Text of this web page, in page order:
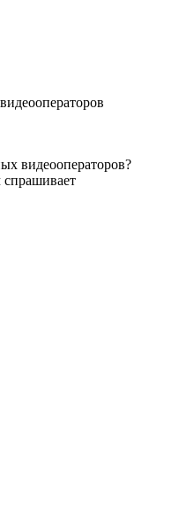
видеооператоров?
спрашивает